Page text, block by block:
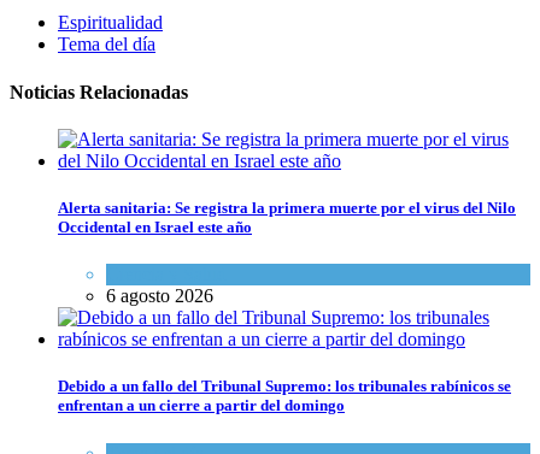
Espiritualidad
Tema del día
Noticias Relacionadas
Alerta sanitaria: Se registra la primera muerte por el virus del Nilo
Occidental en Israel este año
6 agosto 2026
Debido a un fallo del Tribunal Supremo: los tribunales rabínicos se
enfrentan a un cierre a partir del domingo